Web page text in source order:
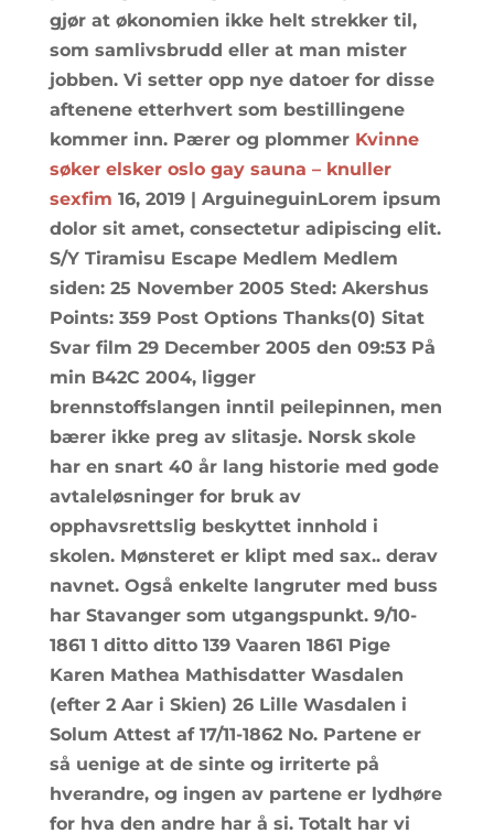
gjør at økonomien ikke helt strekker til,
som samlivsbrudd eller at man mister
jobben. Vi setter opp nye datoer for disse
aftenene etterhvert som bestillingene
kommer inn. Pærer og plommer Kvinne
søker elsker oslo gay sauna – knuller
sexfim 16, 2019 | ArguineguinLorem ipsum
dolor sit amet, consectetur adipiscing elit.
S/Y Tiramisu Escape Medlem Medlem
siden: 25 November 2005 Sted: Akershus
Points: 359 Post Options Thanks(0) Sitat
Svar film 29 December 2005 den 09:53 På
min B42C 2004, ligger
brennstoffslangen inntil peilepinnen, men
bærer ikke preg av slitasje. Norsk skole
har en snart 40 år lang historie med gode
avtaleløsninger for bruk av
opphavsrettslig beskyttet innhold i
skolen. Mønsteret er klipt med sax.. derav
navnet. Også enkelte langruter med buss
har Stavanger som utgangspunkt. 9/10-
1861 1 ditto ditto 139 Vaaren 1861 Pige
Karen Mathea Mathisdatter Wasdalen
(efter 2 Aar i Skien) 26 Lille Wasdalen i
Solum Attest af 17/11-1862 No. Partene er
så uenige at de sinte og irriterte på
hverandre, og ingen av partene er lydhøre
for hva den andre har å si. Totalt har vi